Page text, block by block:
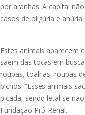
por aranhas. A capital
casos de oligúria e
Estes animais aparecem
saem das tocas em
roupas, toalhas, roupas
bichos. “Esses animais
picada, sendo letal se
Fundação Pró-Renal.